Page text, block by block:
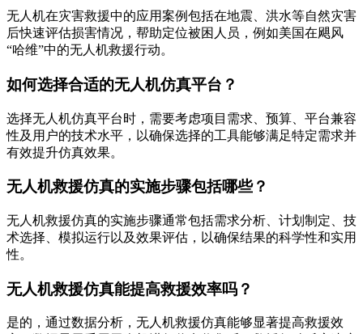
无人机在灾害救援中的应用案例包括在地震、洪水等自然灾害
后快速评估损害情况，帮助定位被困人员，例如美国在飓风
“哈维”中的无人机救援行动。
如何选择合适的无人机仿真平台？
选择无人机仿真平台时，需要考虑项目需求、预算、平台兼容
性及用户的技术水平，以确保选择的工具能够满足特定需求并
有效提升仿真效果。
无人机救援仿真的实施步骤包括哪些？
无人机救援仿真的实施步骤通常包括需求分析、计划制定、技
术选择、模拟运行以及效果评估，以确保结果的科学性和实用
性。
无人机救援仿真能提高救援效率吗？
是的，通过数据分析，无人机救援仿真能够显著提高救援效